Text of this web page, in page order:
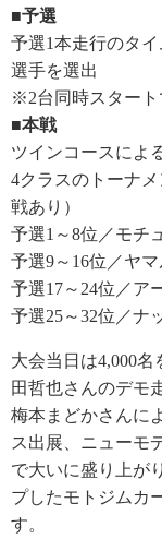
■予選
予選1本走行のタ
選手を選出
※2台同時スタート
■本戦
ツインコースによ
4クラスのトーナ
戦あり）
予選1～8位／モチ
予選9～16位／ヤ
予選17～24位／ア
予選25～32位／ナ
大会当日は4,000
田哲也さんのデモ
梅本まどかさんに
ス出展、ニューモ
で大いに盛り上が
プしたモトジムカ
す。